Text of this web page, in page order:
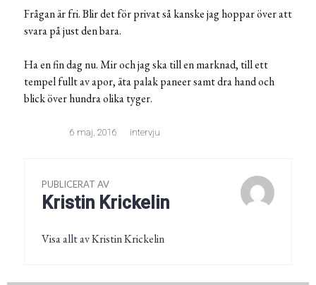
Frågan är fri. Blir det för privat så kanske jag hoppar över att
svara på just den bara.
Ha en fin dag nu. Mir och jag ska till en marknad, till ett
tempel fullt av apor, äta palak paneer samt dra hand och
blick över hundra olika tyger.
6 maj, 2016 intervju
PUBLICERAT AV
Kristin Krickelin
Visa allt av Kristin Krickelin